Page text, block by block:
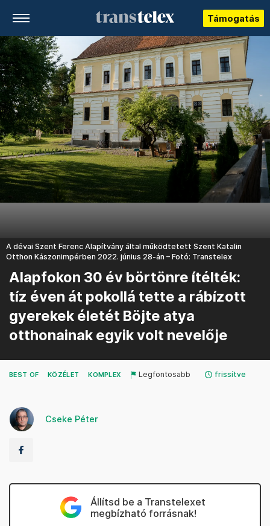
Támogatás
A dévai Szent Ferenc Alapítvány által működtetett Szent Katalin
Otthon Kászonimpérben 2022. június 28-án – Fotó: Transtelex
Alapfokon 30 év börtönre ítélték:
tíz éven át pokollá tette a rábízott
gyerekek életét Böjte atya
otthonainak egyik volt nevelője
BEST OF KÖZÉLET KOMPLEX Legfontosabb frissítve
Cseke Péter
Állítsd be a Transtelexet
megbízható forrásnak!